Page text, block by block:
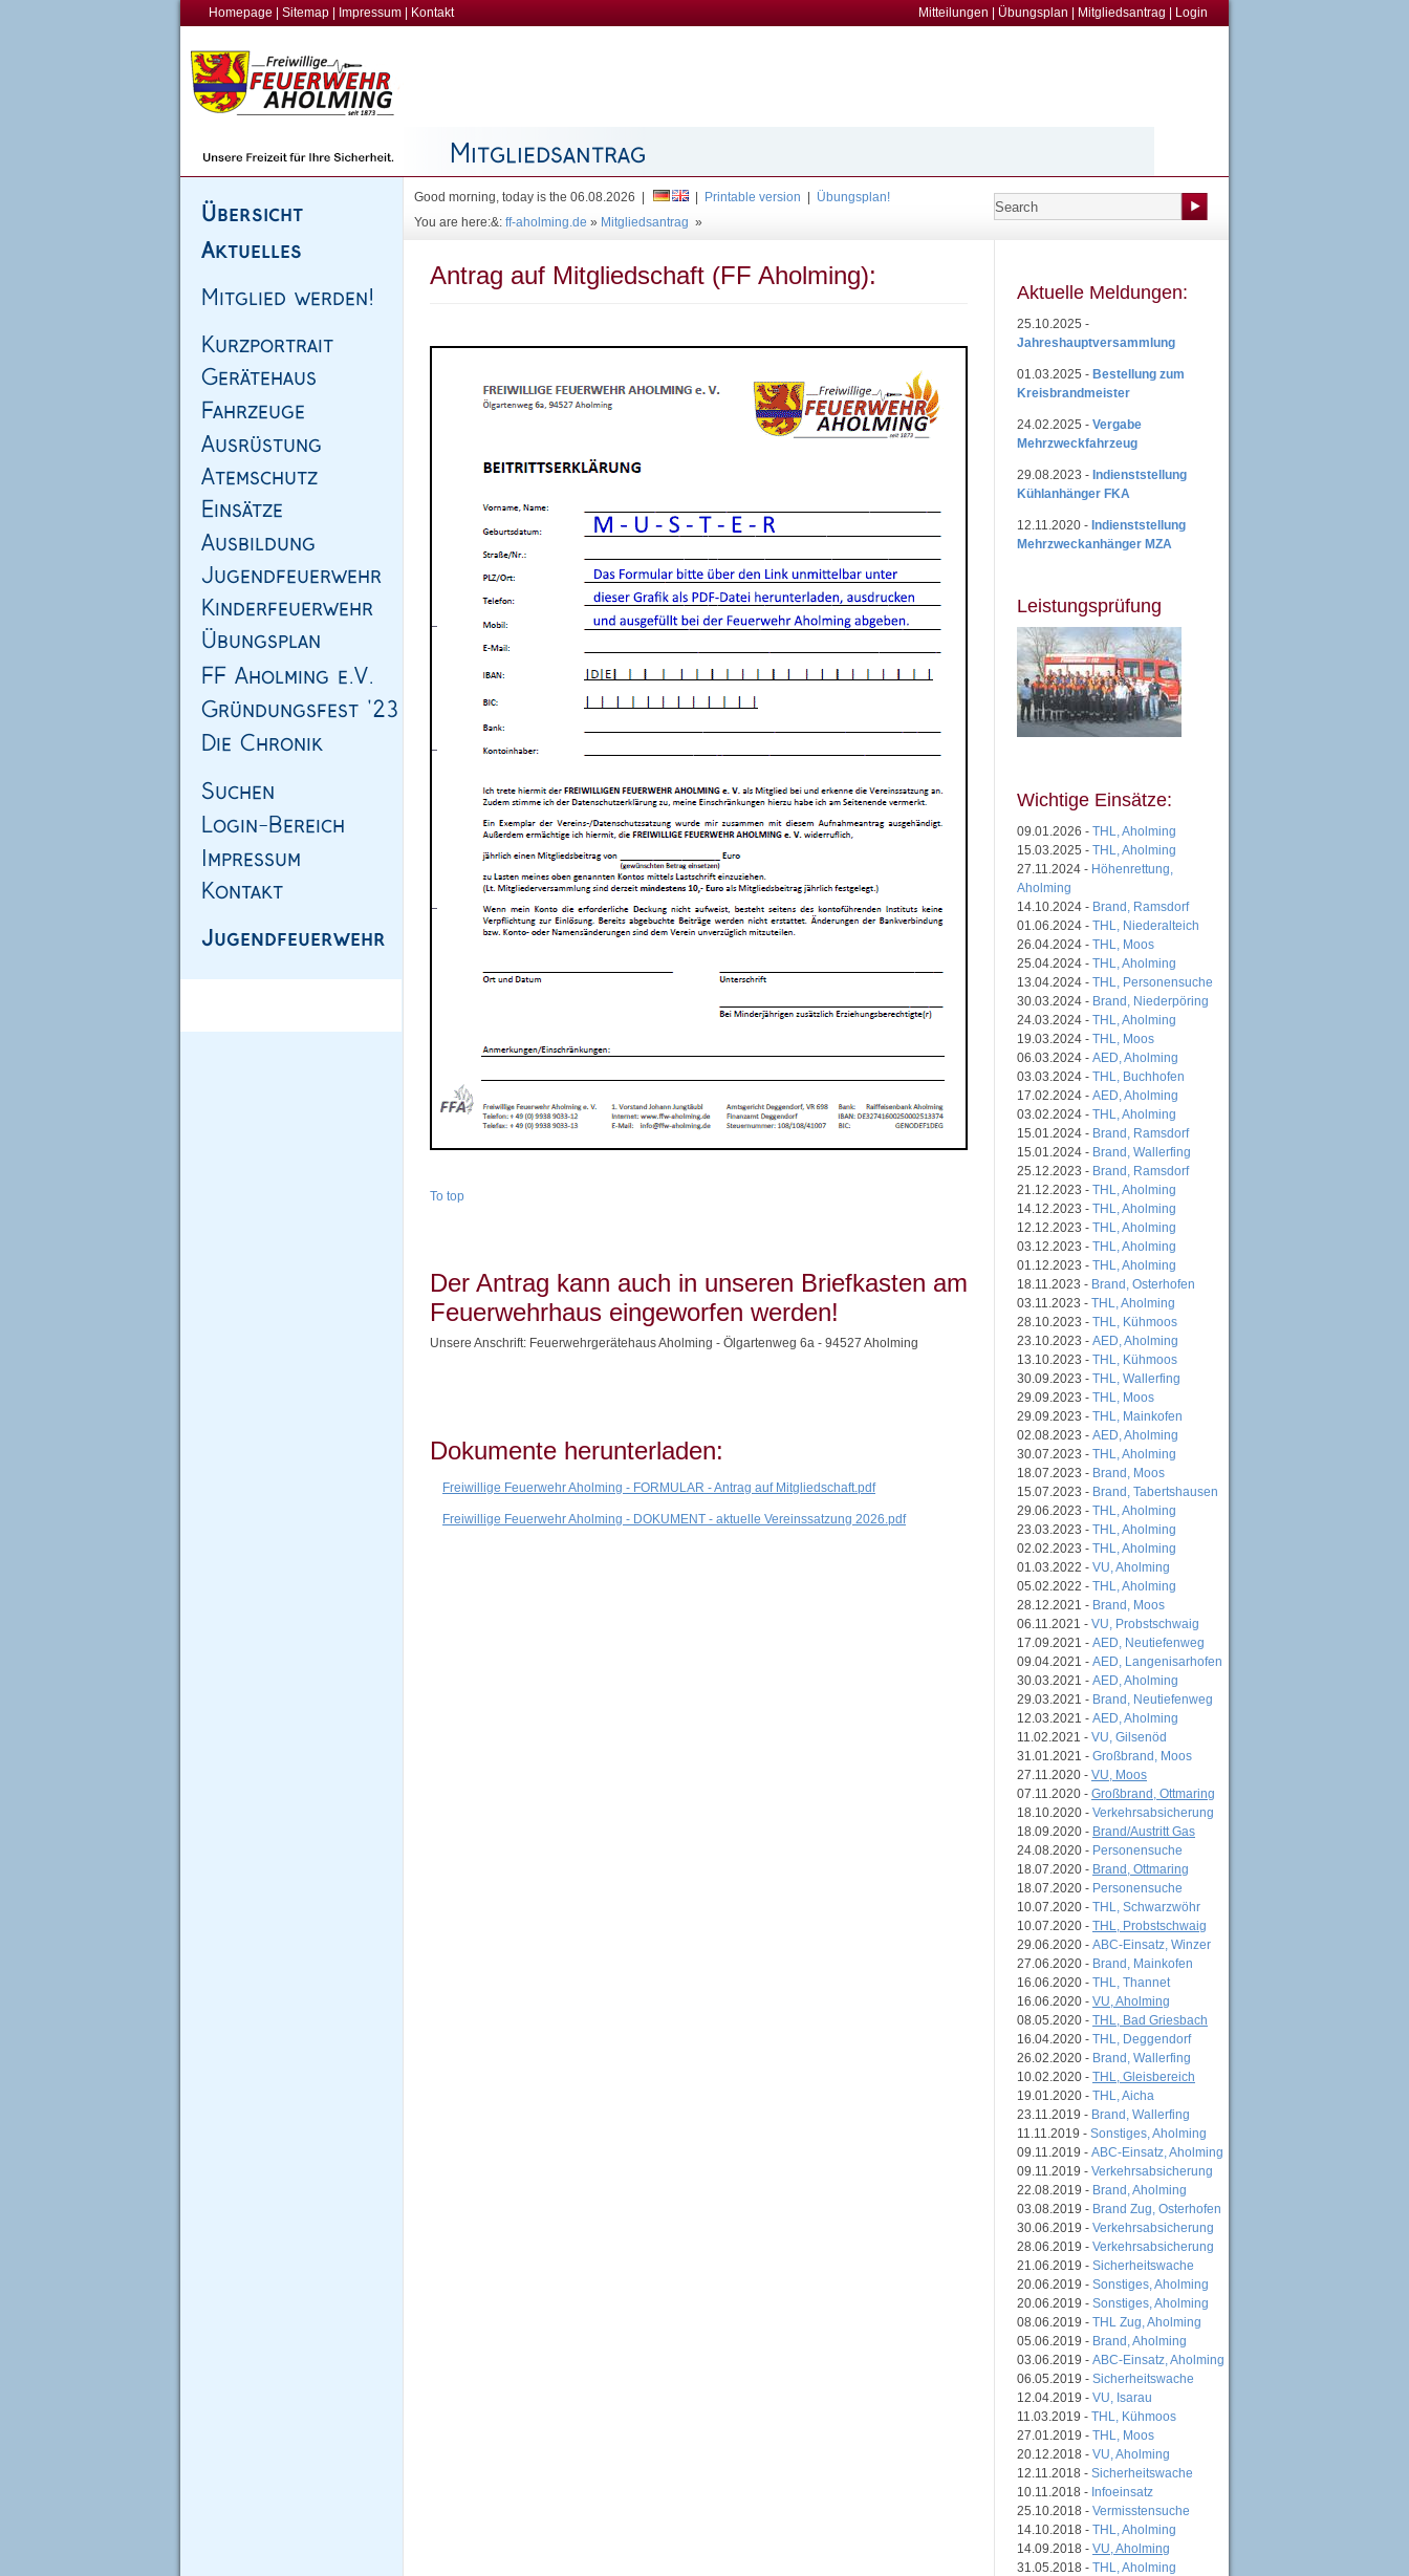
Homepage Sitemap Impressum Kontakt Mitteilungen Übungsplan Mitgliedsantrag Login
Good morning, today is the 06.08.2026 | Printable version
Übungsplan!
You are here:&: ff-aholming.de » Mitgliedsantrag »
Antrag auf Mitgliedschaft (FF Aholming):
To top
Der Antrag kann auch in unseren Briefkasten am
Feuerwehrhaus eingeworfen werden!
Unsere Anschrift: Feuerwehrgerätehaus Aholming - Ölgartenweg 6a - 94527 Aholming
Dokumente herunterladen:
Freiwillige Feuerwehr Aholming - FORMULAR - Antrag auf Mitgliedschaft.pdf
Freiwillige Feuerwehr Aholming - DOKUMENT - aktuelle Vereinssatzung 2026.pdf
Aktuelle Meldungen:
25.10.2025 -
Jahreshauptversammlung
01.03.2025 - Bestellung zum
Kreisbrandmeister
24.02.2025 - Vergabe
Mehrzweckfahrzeug
29.08.2023 - Indienststellung
Kühlanhänger FKA
12.11.2020 - Indienststellung
Mehrzweckanhänger MZA
Leistungsprüfung
Wichtige Einsätze:
09.01.2026 - THL, Aholming
15.03.2025 - THL, Aholming
27.11.2024 - Höhenrettung,
Aholming
14.10.2024 - Brand, Ramsdorf
01.06.2024 - THL, Niederalteich
26.04.2024 - THL, Moos
25.04.2024 - THL, Aholming
13.04.2024 - THL, Personensuche
30.03.2024 - Brand, Niederpöring
24.03.2024 - THL, Aholming
19.03.2024 - THL, Moos
06.03.2024 - AED, Aholming
03.03.2024 - THL, Buchhofen
17.02.2024 - AED, Aholming
03.02.2024 - THL, Aholming
15.01.2024 - Brand, Ramsdorf
15.01.2024 - Brand, Wallerfing
25.12.2023 - Brand, Ramsdorf
21.12.2023 - THL, Aholming
14.12.2023 - THL, Aholming
12.12.2023 - THL, Aholming
03.12.2023 - THL, Aholming
01.12.2023 - THL, Aholming
18.11.2023 - Brand, Osterhofen
03.11.2023 - THL, Aholming
28.10.2023 - THL, Kühmoos
23.10.2023 - AED, Aholming
13.10.2023 - THL, Kühmoos
30.09.2023 - THL, Wallerfing
29.09.2023 - THL, Moos
29.09.2023 - THL, Mainkofen
02.08.2023 - AED, Aholming
30.07.2023 - THL, Aholming
18.07.2023 - Brand, Moos
15.07.2023 - Brand, Tabertshausen
29.06.2023 - THL, Aholming
23.03.2023 - THL, Aholming
02.02.2023 - THL, Aholming
01.03.2022 - VU, Aholming
05.02.2022 - THL, Aholming
28.12.2021 - Brand, Moos
06.11.2021 - VU, Probstschwaig
17.09.2021 - AED, Neutiefenweg
09.04.2021 - AED, Langenisarhofen
30.03.2021 - AED, Aholming
29.03.2021 - Brand, Neutiefenweg
12.03.2021 - AED, Aholming
11.02.2021 - VU, Gilsenöd
31.01.2021 - Großbrand, Moos
27.11.2020 - VU, Moos
07.11.2020 - Großbrand, Ottmaring
18.10.2020 - Verkehrsabsicherung
18.09.2020 - Brand/Austritt Gas
24.08.2020 - Personensuche
18.07.2020 - Brand, Ottmaring
18.07.2020 - Personensuche
10.07.2020 - THL, Schwarzwöhr
10.07.2020 - THL, Probstschwaig
29.06.2020 - ABC-Einsatz, Winzer
27.06.2020 - Brand, Mainkofen
16.06.2020 - THL, Thannet
16.06.2020 - VU, Aholming
08.05.2020 - THL, Bad Griesbach
16.04.2020 - THL, Deggendorf
26.02.2020 - Brand, Wallerfing
10.02.2020 - THL, Gleisbereich
19.01.2020 - THL, Aicha
23.11.2019 - Brand, Wallerfing
11.11.2019 - Sonstiges, Aholming
09.11.2019 - ABC-Einsatz, Aholming
09.11.2019 - Verkehrsabsicherung
22.08.2019 - Brand, Aholming
03.08.2019 - Brand Zug, Osterhofen
30.06.2019 - Verkehrsabsicherung
28.06.2019 - Verkehrsabsicherung
21.06.2019 - Sicherheitswache
20.06.2019 - Sonstiges, Aholming
20.06.2019 - Sonstiges, Aholming
08.06.2019 - THL Zug, Aholming
05.06.2019 - Brand, Aholming
03.06.2019 - ABC-Einsatz, Aholming
06.05.2019 - Sicherheitswache
12.04.2019 - VU, Isarau
11.03.2019 - THL, Kühmoos
27.01.2019 - THL, Moos
20.12.2018 - VU, Aholming
12.11.2018 - Sicherheitswache
10.11.2018 - Infoeinsatz
25.10.2018 - Vermisstensuche
14.10.2018 - THL, Aholming
14.09.2018 - VU, Aholming
31.05.2018 - THL, Aholming